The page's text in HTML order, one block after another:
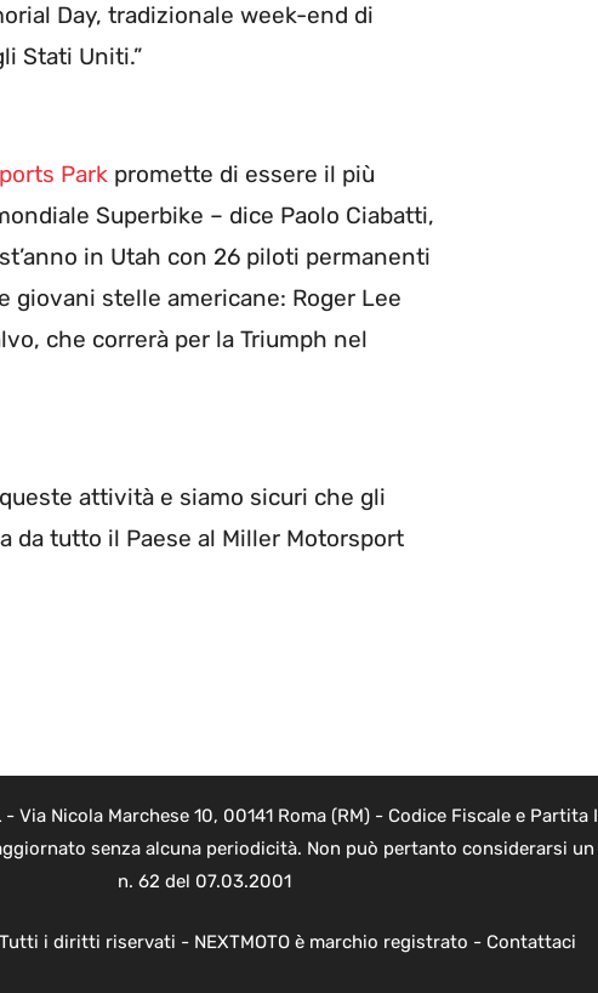
Day, tradizionale week-end di
Stati Uniti.”
Park promette di essere il più
Superbike – dice Paolo Ciabatti,
in Utah con 26 piloti permanenti
giovani stelle americane: Roger Lee
che correrà per la Triumph nel
attività e siamo sicuri che gli
da tutto il Paese al Miller Motorsport
Nicola Marchese 10, 00141 Roma (RM) - Codice Fiscale e Partita
senza alcuna periodicità. Non può pertanto considerarsi
n. 62 del 07.03.2001
i diritti riservati - NEXTMOTO è marchio registrato - Contattaci